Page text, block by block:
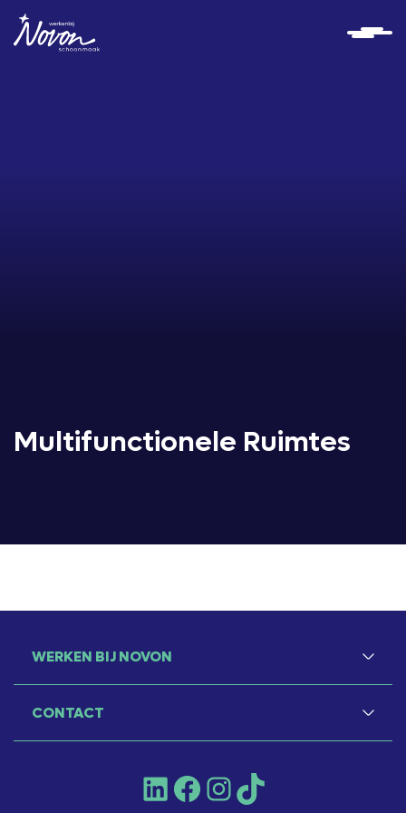
Multifunctionele Ruimtes
WERKEN BIJ NOVON
CONTACT
LinkedInFacebookInstagram
TikTok